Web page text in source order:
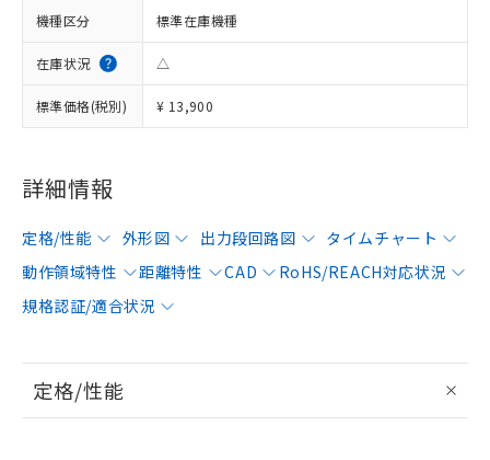
機種区分 標準在庫機種
在庫状況 △
標準価格(税別) ¥ 13,900
詳細情報
定格/性能 外形図 出力段回路図
タイムチャート
動作領域特性
距離特性 CAD
RoHS/REACH対応状況
規格認証/適合状況
定格/性能